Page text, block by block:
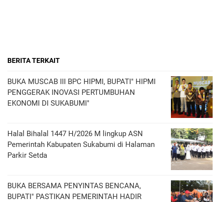
BERITA TERKAIT
BUKA MUSCAB III BPC HIPMI, BUPATI" HIPMI
PENGGERAK INOVASI PERTUMBUHAN
EKONOMI DI SUKABUMI"
Halal Bihalal 1447 H/2026 M lingkup ASN
Pemerintah Kabupaten Sukabumi di Halaman
Parkir Setda
BUKA BERSAMA PENYINTAS BENCANA,
BUPATI" PASTIKAN PEMERINTAH HADIR